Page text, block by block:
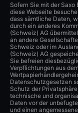
Sofern Sie mit der
diese Webseite
dass sämtliche Daten,
durch ein anderes
(Schweiz) AG
an andere
Schweiz oder im
(Schweiz) AG
Sie befreien
Verpflichtungen aus
Datenschutzgesetzen
Schutz der
technische und
Daten vor der
und einen